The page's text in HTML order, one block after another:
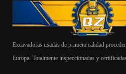
Excavadoras usadas de primera calidad
Europa. Totalmente inspeccionadas y